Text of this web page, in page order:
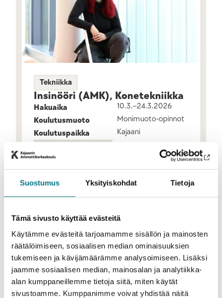
Suostumus Yksityiskohdat Tietoja
Tämä sivusto käyttää evästeitä
Käytämme evästeitä tarjoamamme sisällön ja mainosten
räätälöimiseen, sosiaalisen median ominaisuuksien
tukemiseen ja kävijämäärämme analysoimiseen. Lisäksi
jaamme sosiaalisen median, mainosalan ja analytiikka-
alan kumppaneillemme tietoja siitä, miten käytät
sivustoamme. Kumppanimme voivat yhdistää näitä
Tekniikka
Insinööri (AMK), Konetekniikka
Hakuaika
10.3.–24.3.2026
Koulutusmuoto
Monimuoto-opinnot
Koulutuspaikka
Kajaani